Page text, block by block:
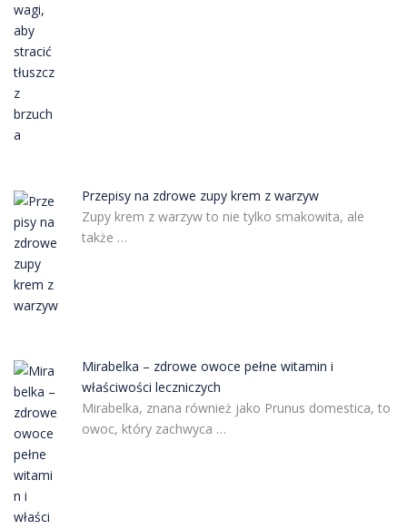
Przepisy na zdrowe zupy krem z warzyw
Zupy krem z warzyw to nie tylko smakowita, ale
także …
Mirabelka – zdrowe owoce pełne witamin i
właściwości leczniczych
Mirabelka, znana również jako Prunus domestica, to
owoc, który zachwyca …